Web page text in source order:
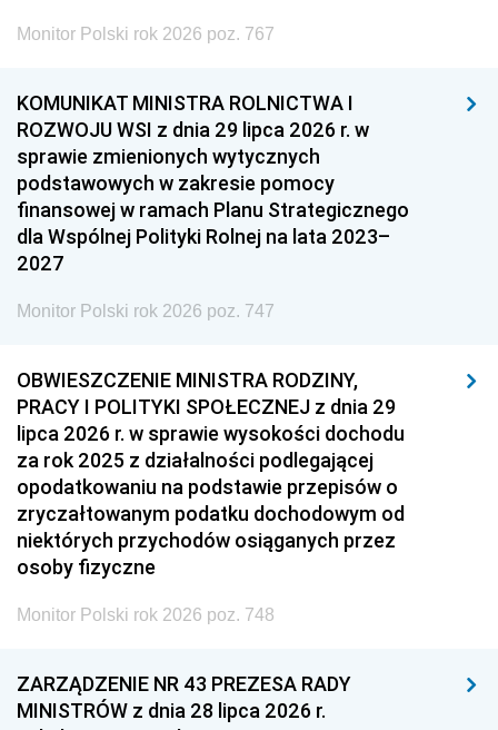
Monitor Polski rok 2026 poz. 767
KOMUNIKAT MINISTRA ROLNICTWA I
ROZWOJU WSI z dnia 29 lipca 2026 r. w
sprawie zmienionych wytycznych
podstawowych w zakresie pomocy
finansowej w ramach Planu Strategicznego
dla Wspólnej Polityki Rolnej na lata 2023–
2027
Monitor Polski rok 2026 poz. 747
OBWIESZCZENIE MINISTRA RODZINY,
PRACY I POLITYKI SPOŁECZNEJ z dnia 29
lipca 2026 r. w sprawie wysokości dochodu
za rok 2025 z działalności podlegającej
opodatkowaniu na podstawie przepisów o
zryczałtowanym podatku dochodowym od
niektórych przychodów osiąganych przez
osoby fizyczne
Monitor Polski rok 2026 poz. 748
ZARZĄDZENIE NR 43 PREZESA RADY
MINISTRÓW z dnia 28 lipca 2026 r.